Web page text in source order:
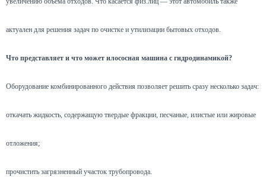
актуален для решения задач по очистке и утилизации бытовых отходов.
Что представляет и что может илососная машина с гидродинамикой?
Оборудование комбинированного действия позволяет решить сразу несколько задач:
откачать жидкость, содержащую твердые фракции, песчаные, илистые или жировые
отложения;
прочистить загрязненный участок трубопровода.